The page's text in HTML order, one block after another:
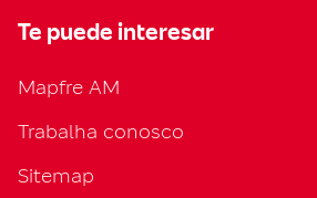
Te puede interesar
Mapfre AM
Trabalha conosco
Sitemap